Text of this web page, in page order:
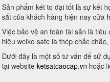
Sản phẩm két to đại tốt là sự kết
sắt của khách hàng hiện nay cửa
Việc bảo vệ an toàn tài sản là
hiệu welko safe là thép chắc
Dưới đây là một số tư vấn để sử
tại website ketsatcaocap.vn hoặc